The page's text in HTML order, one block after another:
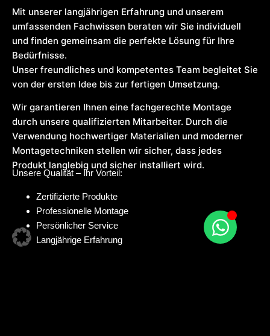
Mit unserer langjährigen Erfahrung und unserem
umfassenden Fachwissen beraten wir Sie individuell
und finden gemeinsam die perfekte Lösung für Ihre
Bedürfnisse.
Unser freundliches und kompetentes Team begleitet Sie
von der ersten Idee bis zur fertigen Umsetzung.
Wir garantieren Ihnen eine fachgerechte Montage
durch unsere qualifizierten Mitarbeiter. Durch die
Verwendung hochwertiger Materialien und moderner
Montagetechniken stellen wir sicher, dass jedes
Produkt langlebig und sicher installiert wird.
Unsere Qualität – Ihr Vorteil:
Zertifizierte Produkte
Professionelle Montage
Persönlicher Service
Langjährige Erfahrung